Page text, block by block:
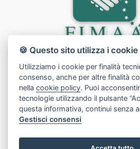
🍪 Questo sito utilizza i cookie
Utilizziamo i cookie per finalità
consenso, anche per altre finalità
nellacookie policy. Puoi
tecnologie utilizzando il pulsante
questa informativa, continui senza
Gestisci consensi